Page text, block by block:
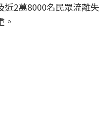
近2萬8000名民眾流離失